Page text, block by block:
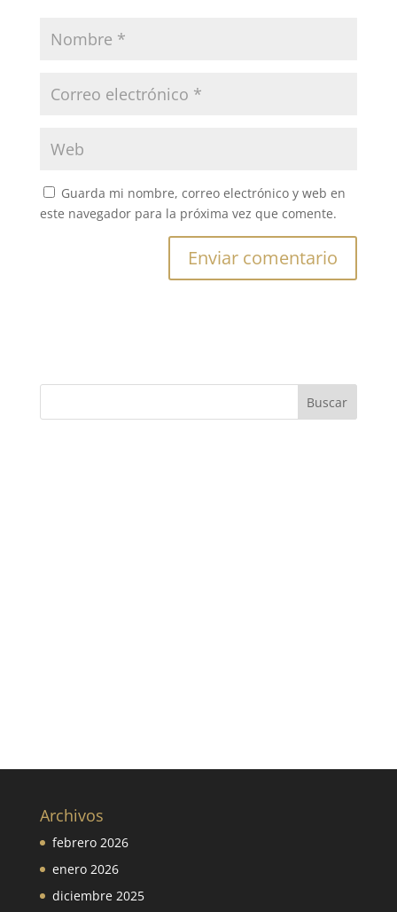
Guarda mi nombre, correo electrónico y web en
este navegador para la próxima vez que comente.
Archivos
febrero 2026
enero 2026
diciembre 2025